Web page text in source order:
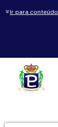
Ir para conteúdo